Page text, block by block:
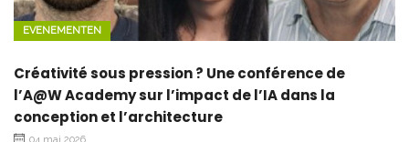
EVENEMENTEN
Créativité sous pression ? Une conférence de
l’A@W Academy sur l’impact de l’IA dans la
conception et l’architecture
04 mai 2026